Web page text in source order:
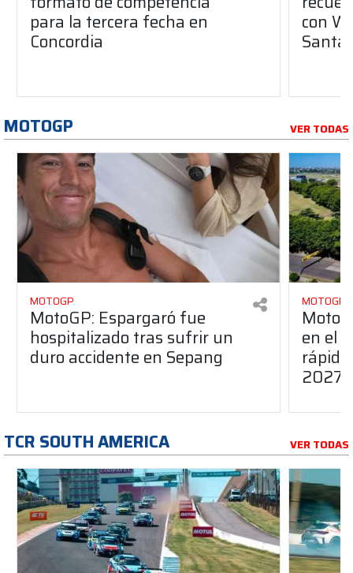
para la tercera fecha en
Concordia
con
Santa
MOTOGP VER TODAS
MOTOGP
MotoGP: Espargaró fue
hospitalizado tras sufrir un
duro accidente en Sepang
MOTOGP
en el
2027
TCR SOUTH AMERICA VER TODAS